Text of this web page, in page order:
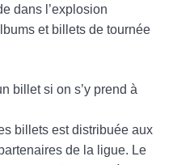
dans l’explosion
et billets de tournée
billet si on s’y prend à
billets est distribuée aux
de la ligue. Le